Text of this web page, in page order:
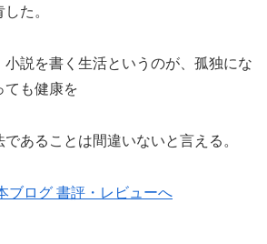
た。
説を書く生活というのが、孤独にな
ても健康を
あることは間違いないと言える。